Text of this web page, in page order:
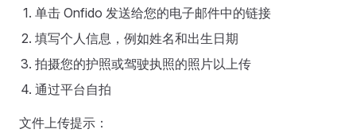
单击 Onfido 发送给您的电子邮件中的链接
填写个人信息，例如姓名和出生日期
拍摄您的护照或驾驶执照的照片以上传
通过平台自拍
文件上传提示：